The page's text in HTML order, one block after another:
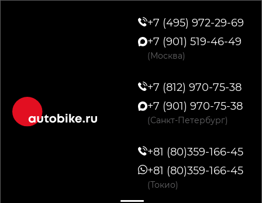
+7 (495) 972-29-69
+7 (901) 519-46-49
(Москва)
+7 (812) 970-75-38
+7 (901) 970-75-38
(Санкт-Петербург)
+81 (80)359-166-45
+81 (80)359-166-45
(Токио)